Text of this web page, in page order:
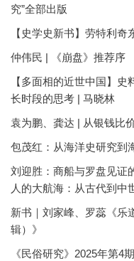
究”全部出版
【史学史新书】劳特利奇
仲伟民 | 《崩盘》推荐序
【多面相的近世中国】
长时段的思考 | 马晓林
袁为鹏、龚达 | 从银钱比
包茂红：从海洋史研究到
刘迎胜：商船与罗盘见
人的大航海：从古代到中
新书｜刘家峰、罗蕊《乐
辑）》
《民俗研究》2025年第4